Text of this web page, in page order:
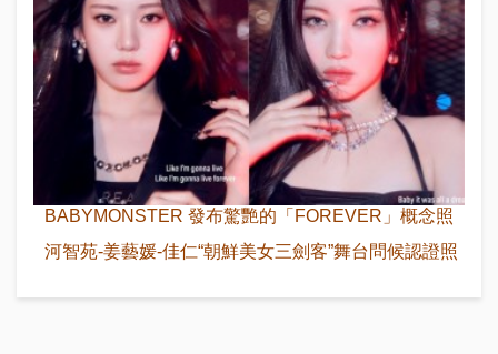
BABYMONSTER 發布驚艷的「FOREVER」概念照
河智苑-姜藝媛-佳仁“朝鮮美女三劍客”舞台問候認證照